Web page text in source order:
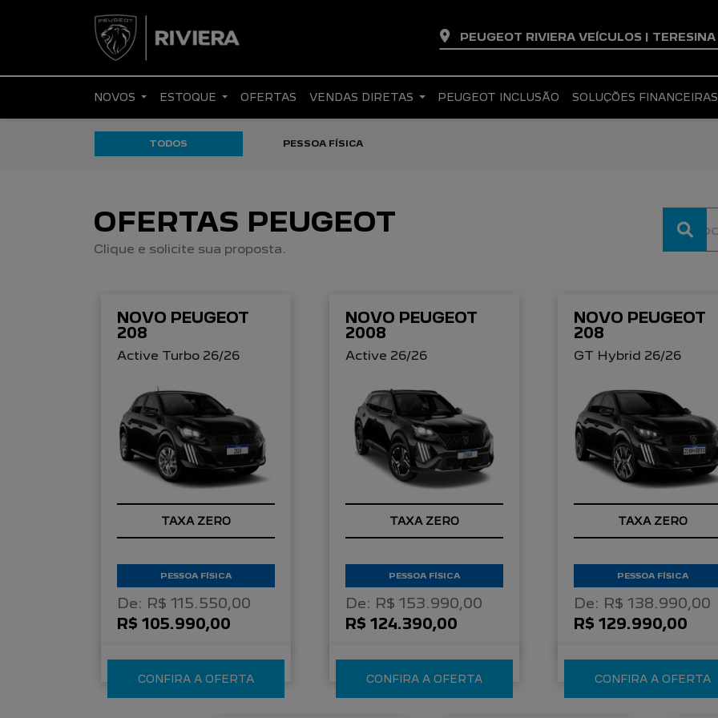
PEUGEOT RIVIERA VEÍCULOS | TERESINA
NOVOS ESTOQUE OFERTAS VENDAS DIRETAS PEUGEOT INCLUSÃO SOLUÇÕES FINANCEIRAS
TODOS PESSOA FÍSICA
OFERTAS PEUGEOT
Clique e solicite sua proposta.
NOVO PEUGEOT
208
Active Turbo 26/26
TAXA ZERO
PESSOA FÍSICA
De: R$ 115.550,00
R$ 105.990,00
CONFIRA A OFERTA
NOVO PEUGEOT
2008
Active 26/26
TAXA ZERO
PESSOA FÍSICA
De: R$ 153.990,00
R$ 124.390,00
CONFIRA A OFERTA
NOVO PEUGEOT
208
GT Hybrid 26/26
TAXA ZERO
PESSOA FÍSICA
De: R$ 138.990,00
R$ 129.990,00
CONFIRA A OFERTA